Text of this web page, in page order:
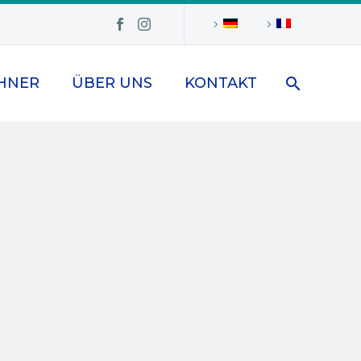
ÜBER UNS KONTAKT